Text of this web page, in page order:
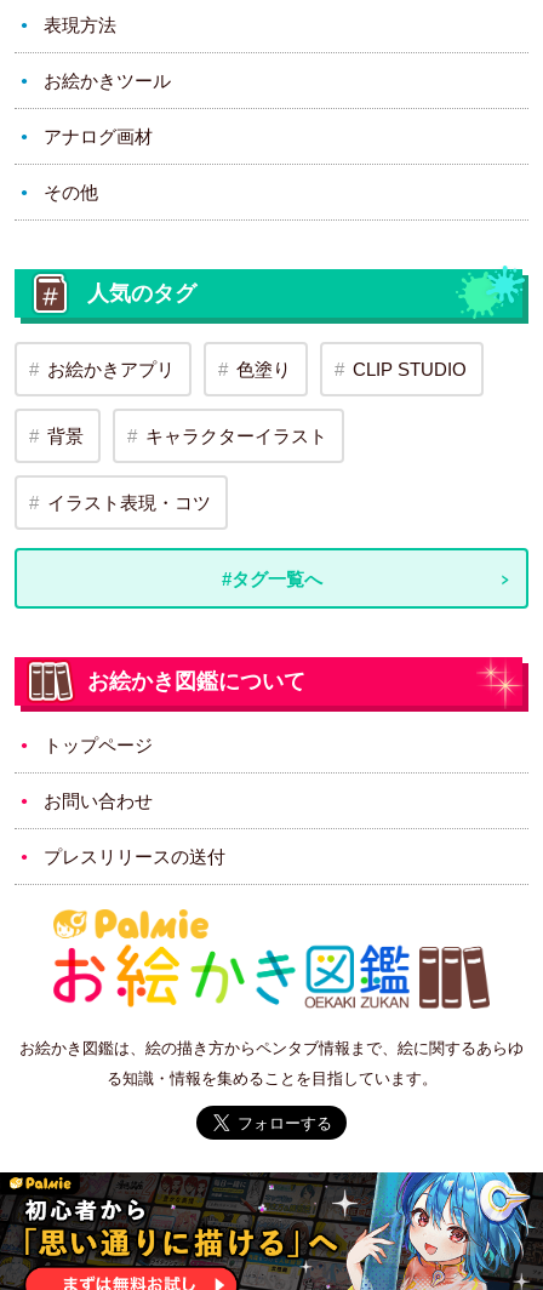
表現方法
お絵かきツール
アナログ画材
その他
人気のタグ
お絵かきアプリ 色塗り CLIP STUDIO
背景 キャラクターイラスト
イラスト表現・コツ
#タグ一覧へ
お絵かき図鑑について
トップページ
お問い合わせ
プレスリリースの送付
お絵かき図鑑は、絵の描き方からペンタブ情報まで、絵に関するあらゆ
る知識・情報を集めることを目指しています。